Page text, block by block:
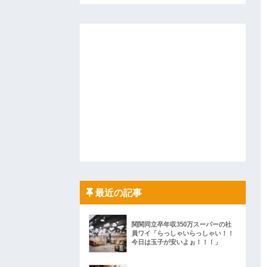
最近の記事
関関同立卒年収350万スーパーの社
員ワイ「らっしゃいらっしゃい！！
今日は玉子が安いよぉ！！！」